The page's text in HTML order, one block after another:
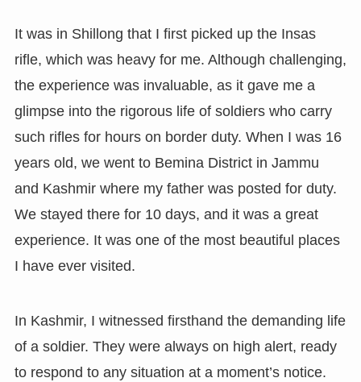
It was in Shillong that I first picked up the Insas
rifle, which was heavy for me. Although challenging,
the experience was invaluable, as it gave me a
glimpse into the rigorous life of soldiers who carry
such rifles for hours on border duty. When I was 16
years old, we went to Bemina District in Jammu
and Kashmir where my father was posted for duty.
We stayed there for 10 days, and it was a great
experience. It was one of the most beautiful places
I have ever visited.
In Kashmir, I witnessed firsthand the demanding life
of a soldier. They were always on high alert, ready
to respond to any situation at a moment’s notice.